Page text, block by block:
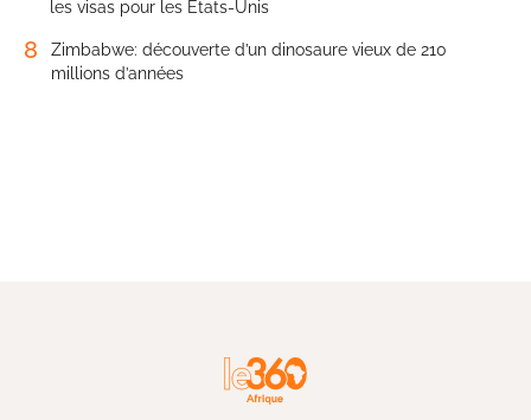
les visas pour les États-Unis
8
Zimbabwe: découverte d’un dinosaure vieux de 210
millions d’années